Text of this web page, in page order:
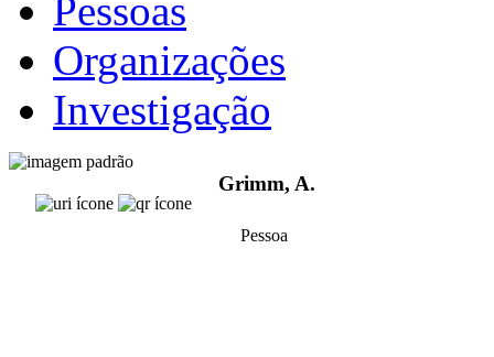
Pessoas
Organizações
Investigação
Grimm, A.
Pessoa